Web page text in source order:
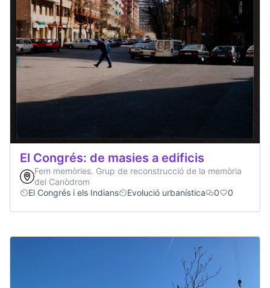
El Congrés: de masies a edificis
Fem memòries. Grup de reconstrucció de la memòria
del Canòdrom
El Congrés i els Indians
Evolució urbanística 0 0